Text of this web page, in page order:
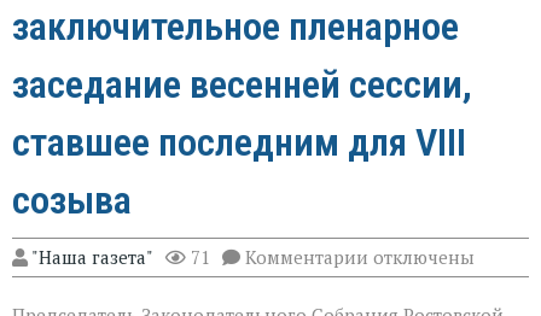
заключительное пленарное
заседание весенней сессии,
ставшее последним для VIII
созыва
"Наша газета" 71 Комментарии к
записи
отключены